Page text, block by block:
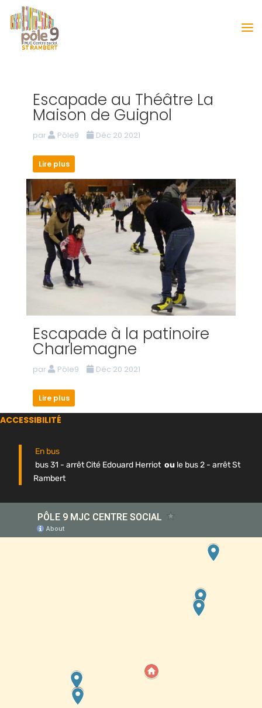
Escapade au Théâtre La
Maison de Guignol
par Pôle9 Déc 20 2021
Lire plus
Escapade à la patinoire
Charlemagne
par Pôle9 Déc 20 2021
Lire plus
ACCESSIBILITÉ
En bus
bus 31 - arrêt Cité Edouard Herriot ou le bus 2 - arrêt St
Rambert